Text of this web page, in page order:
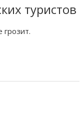
туристов
грозит.